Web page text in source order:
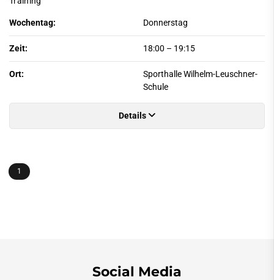
Wochentag: Donnerstag
Zeit: 18:00 – 19:15
Ort:
Sporthalle Wilhelm-Leuschner-
Schule
Details
1
Social Media